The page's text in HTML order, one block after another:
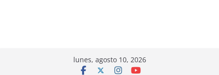
lunes, agosto 10, 2026